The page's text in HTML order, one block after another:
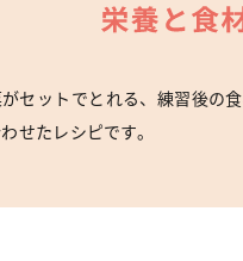
セットでとれる、練習後の
せたレシピです。